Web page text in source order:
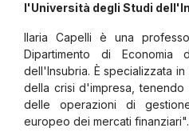
l'Università degli Studi
Ilaria Capelli è una
Dipartimento di Economia
dell'Insubria. È specializzata
della crisi d'impresa,
delle operazioni di
europeo dei mercati finanziari".